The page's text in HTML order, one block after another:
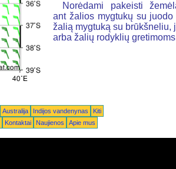
Norėdami pakeisti
ant žalios mygtukų su juodo
žalią mygtuką su brūkšneliu,
arba žalių rodyklių
Australija Indijos vandenynas
Kiti
Kontaktai Naujienos Apie mus